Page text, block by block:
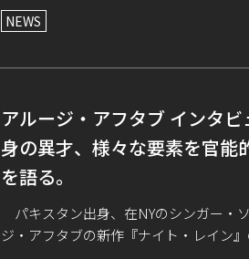
NEWS
アルージ・アフタブ インタ
身の異才、様々な要素を官能
を語る。
パキスタン出身、在NYのシンガー・
ジ・アフタブの新作『ナイト・レイン